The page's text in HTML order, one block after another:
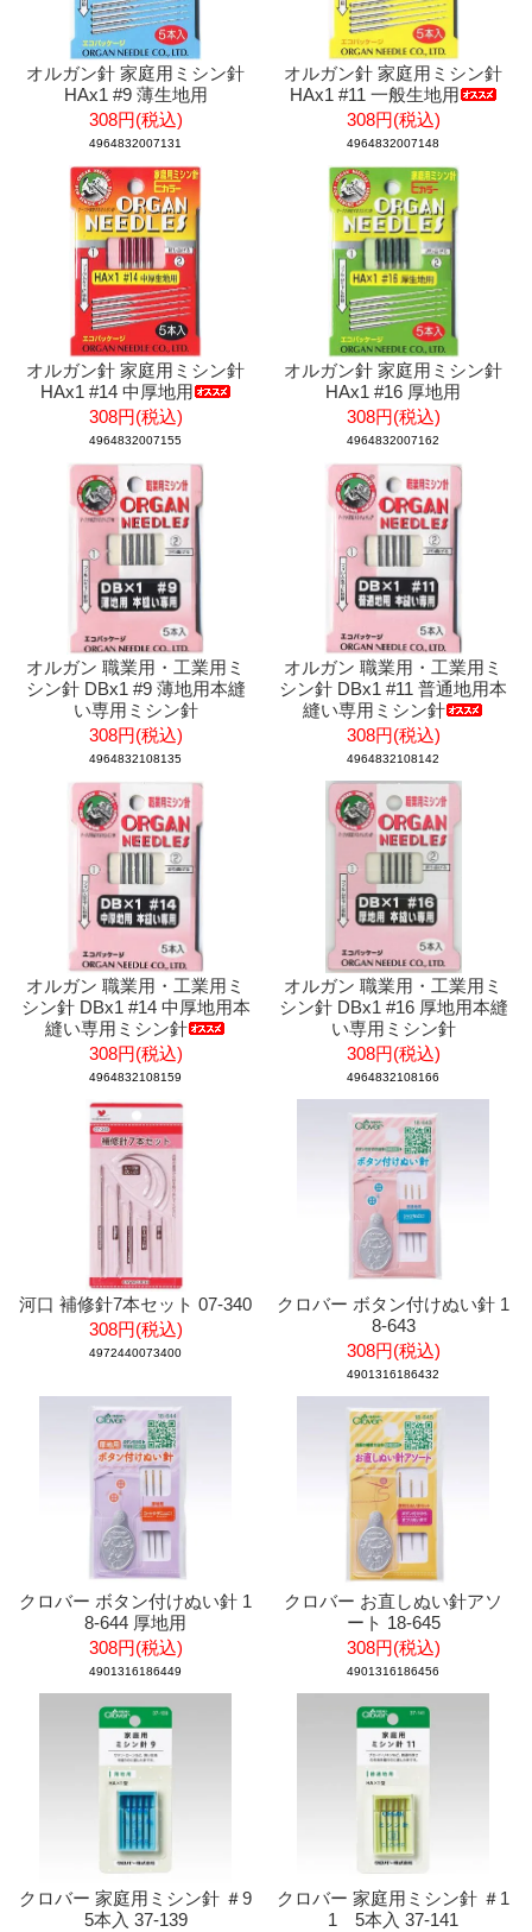
オルガン針 家庭用ミシン針
HAx1 #9 薄生地用
308円(税込)
4964832007131
オルガン針 家庭用ミシン針
HAx1 #11 一般生地用
308円(税込)
4964832007148
オルガン針 家庭用ミシン針
HAx1 #14 中厚地用
308円(税込)
4964832007155
オルガン針 家庭用ミシン針
HAx1 #16 厚地用
308円(税込)
4964832007162
オルガン 職業用・工業用ミ
シン針 DBx1 #9 薄地用本縫
い専用ミシン針
308円(税込)
4964832108135
オルガン 職業用・工業用ミ
シン針 DBx1 #11 普通地用本
縫い専用ミシン針
308円(税込)
4964832108142
オルガン 職業用・工業用ミ
シン針 DBx1 #14 中厚地用本
縫い専用ミシン針
308円(税込)
4964832108159
オルガン 職業用・工業用ミ
シン針 DBx1 #16 厚地用本縫
い専用ミシン針
308円(税込)
4964832108166
河口 補修針7本セット 07-340
308円(税込)
4972440073400
クロバー ボタン付けぬい針 1
8-643
308円(税込)
4901316186432
クロバー ボタン付けぬい針 1
8-644 厚地用
308円(税込)
4901316186449
クロバー お直しぬい針アソ
ート 18-645
308円(税込)
4901316186456
クロバー 家庭用ミシン針 ＃9
5本入 37-139
クロバー 家庭用ミシン針 ＃1
1 5本入 37-141